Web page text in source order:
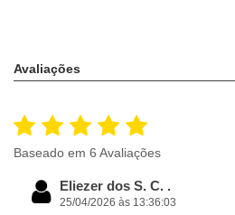
Avaliações
Baseado em 6 Avaliações
Eliezer dos S. C. .
25/04/2026 às 13:36:03